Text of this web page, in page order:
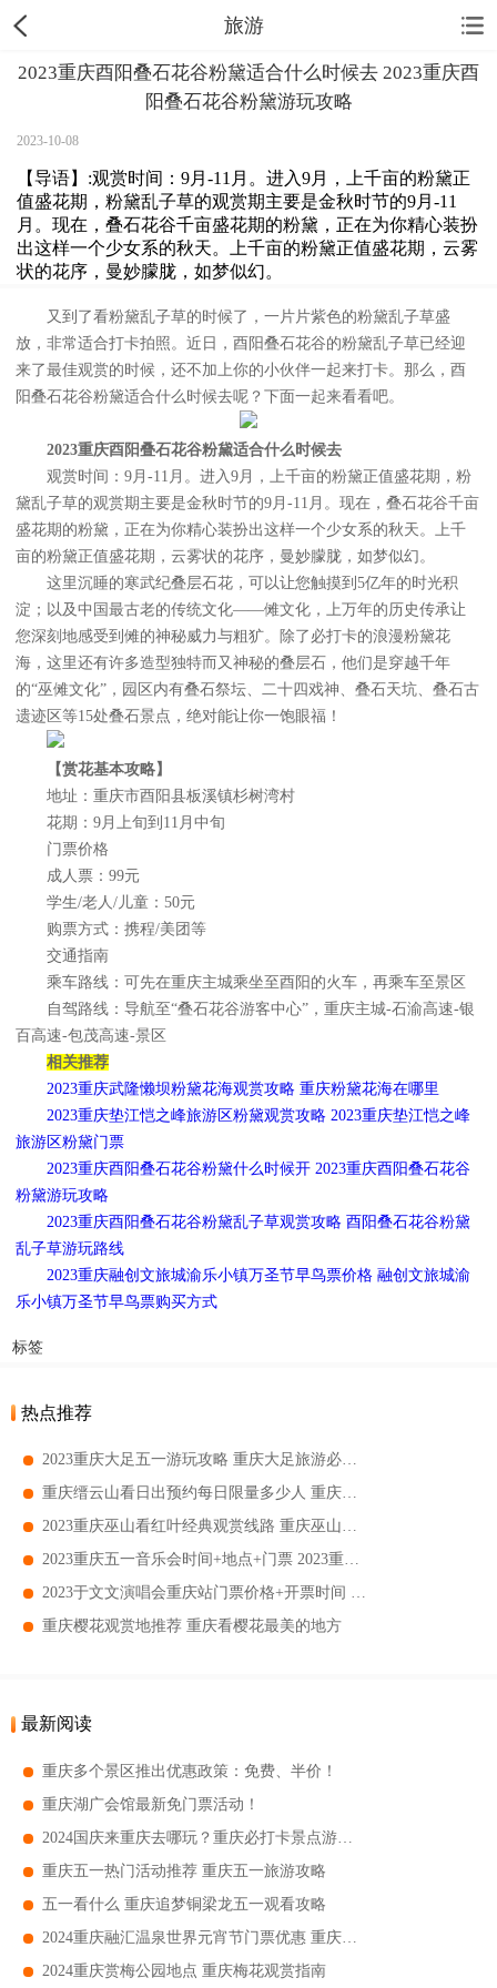
旅游
2023重庆酉阳叠石花谷粉黛适合什么时候去 2023重庆酉
阳叠石花谷粉黛游玩攻略
2023-10-08
【导语】:观赏时间：9月-11月。进入9月，上千亩的粉黛正
值盛花期，粉黛乱子草的观赏期主要是金秋时节的9月-11
月。现在，叠石花谷千亩盛花期的粉黛，正在为你精心装扮
出这样一个少女系的秋天。上千亩的粉黛正值盛花期，云雾
状的花序，曼妙朦胧，如梦似幻。
又到了看粉黛乱子草的时候了，一片片紫色的粉黛乱子草盛
放，非常适合打卡拍照。近日，酉阳叠石花谷的粉黛乱子草已经迎
来了最佳观赏的时候，还不加上你的小伙伴一起来打卡。那么，酉
阳叠石花谷粉黛适合什么时候去呢？下面一起来看看吧。
2023重庆酉阳叠石花谷粉黛适合什么时候去
观赏时间：9月-11月。进入9月，上千亩的粉黛正值盛花期，粉
黛乱子草的观赏期主要是金秋时节的9月-11月。现在，叠石花谷千亩
盛花期的粉黛，正在为你精心装扮出这样一个少女系的秋天。上千
亩的粉黛正值盛花期，云雾状的花序，曼妙朦胧，如梦似幻。
这里沉睡的寒武纪叠层石花，可以让您触摸到5亿年的时光积
淀；以及中国最古老的传统文化——傩文化，上万年的历史传承让
您深刻地感受到傩的神秘威力与粗犷。除了必打卡的浪漫粉黛花
海，这里还有许多造型独特而又神秘的叠层石，他们是穿越千年
的“巫傩文化”，园区内有叠石祭坛、二十四戏神、叠石天坑、叠石古
遗迹区等15处叠石景点，绝对能让你一饱眼福！
【赏花基本攻略】
地址：重庆市酉阳县板溪镇杉树湾村
花期：9月上旬到11月中旬
门票价格
成人票：99元
学生/老人/儿童：50元
购票方式：携程/美团等
交通指南
乘车路线：可先在重庆主城乘坐至酉阳的火车，再乘车至景区
自驾路线：导航至“叠石花谷游客中心”，重庆主城-石渝高速-银
百高速-包茂高速-景区
相关推荐
2023重庆武隆懒坝粉黛花海观赏攻略 重庆粉黛花海在哪里
2023重庆垫江恺之峰旅游区粉黛观赏攻略 2023重庆垫江恺之峰
旅游区粉黛门票
2023重庆酉阳叠石花谷粉黛什么时候开 2023重庆酉阳叠石花谷
粉黛游玩攻略
2023重庆酉阳叠石花谷粉黛乱子草观赏攻略 酉阳叠石花谷粉黛
乱子草游玩路线
2023重庆融创文旅城渝乐小镇万圣节早鸟票价格 融创文旅城渝
乐小镇万圣节早鸟票购买方式
标签
热点推荐
2023重庆大足五一游玩攻略 重庆大足旅游必去景点
重庆缙云山看日出预约每日限量多少人 重庆缙云山哪里看日出最好
2023重庆巫山看红叶经典观赏线路 重庆巫山看红叶自驾路线
2023重庆五一音乐会时间+地点+门票 2023重庆五一音乐会时间
2023于文文演唱会重庆站门票价格+开票时间 2023于文文演唱会重庆站门票购票须知
重庆樱花观赏地推荐 重庆看樱花最美的地方
最新阅读
重庆多个景区推出优惠政策：免费、半价！
重庆湖广会馆最新免门票活动！
2024国庆来重庆去哪玩？重庆必打卡景点游玩指南
重庆五一热门活动推荐 重庆五一旅游攻略
五一看什么 重庆追梦铜梁龙五一观看攻略
2024重庆融汇温泉世界元宵节门票优惠 重庆融汇温泉世界元宵节游玩攻略+特别活动
2024重庆赏梅公园地点 重庆梅花观赏指南